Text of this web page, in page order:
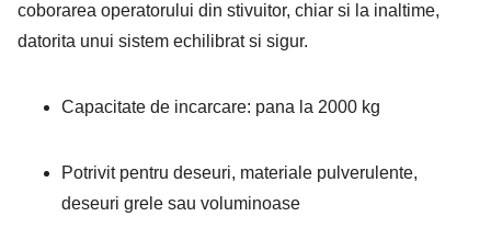
coborarea operatorului din stivuitor, chiar si la inaltime,
datorita unui sistem echilibrat si sigur.
Capacitate de incarcare: pana la 2000 kg
Potrivit pentru deseuri, materiale pulverulente,
deseuri grele sau voluminoase